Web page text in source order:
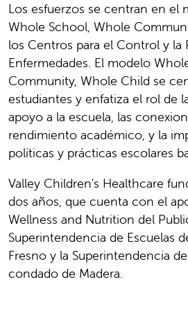
Los esfuerzos se centran en el
Whole School, Whole
los Centros para el Control y la
Enfermedades. El modelo
Community, Whole Child se
estudiantes y enfatiza el rol de
apoyo a la escuela, las
rendimiento académico, y la
políticas y prácticas escolares
Valley Children's Healthcare
dos años, que cuenta con el
Wellness and Nutrition del
Superintendencia de Escuelas
Fresno y la Superintendencia
condado de Madera.